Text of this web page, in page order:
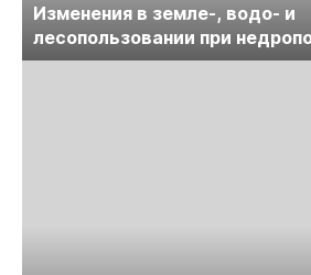
Изменения в земле-, водо- и
лесопользовании при
обсудят на семинаре